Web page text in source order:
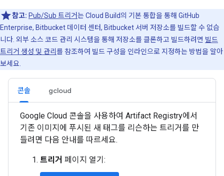
참고: Pub/Sub 트리거는 Cloud Build의 기본 통합을 통해 GitHub
Enterprise, Bitbucket 데이터 센터, Bitbucket 서버 저장소를 빌드할 수 없습
니다. 외부 소스 코드 관리 시스템을 통해 저장소를 클론하고 빌드하려면 빌드
트리거 생성 및 관리 를 참조하여 빌드 구성을 인라인으로 지정하는 방법을 알아
보세요.
콘솔 gcloud
Google Cloud 콘솔을 사용하여 Artifact Registry에서
기존 이미지에 푸시된 새 태그를 리슨하는 트리거를 만
들려면 다음 안내를 따르세요.
트리거 페이지 열기: